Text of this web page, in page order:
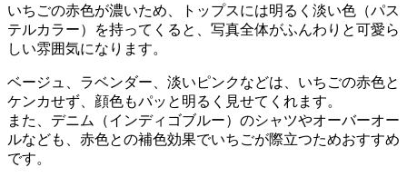
いちごの赤色が濃いため、トップスには明るく淡い色（パス
テルカラー）
を持ってくると、写真全体がふんわりと可愛ら
しい雰囲気になります。
ベージュ、ラベンダー、淡いピンクなどは、いちごの赤色と
ケンカせず、顔色もパッと明るく見せてくれます。
また、デニム（インディゴブルー）のシャツやオーバーオー
ルなども、赤色との補色効果でいちごが際立つためおすすめ
です。